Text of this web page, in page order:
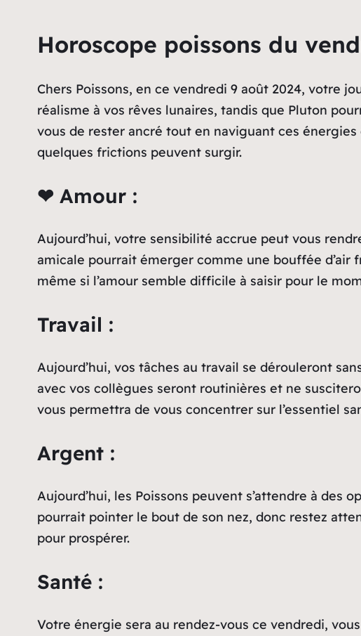
Horoscope poissons du
Chers Poissons, en ce vendredi 9 août 2024, votre
réalisme à vos rêves lunaires, tandis que Pluton
vous de rester ancré tout en naviguant ces
quelques frictions peuvent surgir.
❤ Amour :
Aujourd’hui, votre sensibilité accrue peut vous
amicale pourrait émerger comme une bouffée
même si l’amour semble difficile à saisir pour le
Travail :
Aujourd’hui, vos tâches au travail se dérouleront
avec vos collègues seront routinières et ne
vous permettra de vous concentrer sur l’essentiel
Argent :
Aujourd’hui, les Poissons peuvent s’attendre à
pourrait pointer le bout de son nez, donc restez
pour prospérer.
Santé :
Votre énergie sera au rendez-vous ce vendredi,